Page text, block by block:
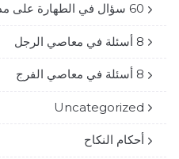
60 سؤال في الطهارة على مذهب الشافعي
8 أسئلة في معاصي الرجل
8 أسئلة في معاصي الفرج
Uncategorized
أحكام النكاح